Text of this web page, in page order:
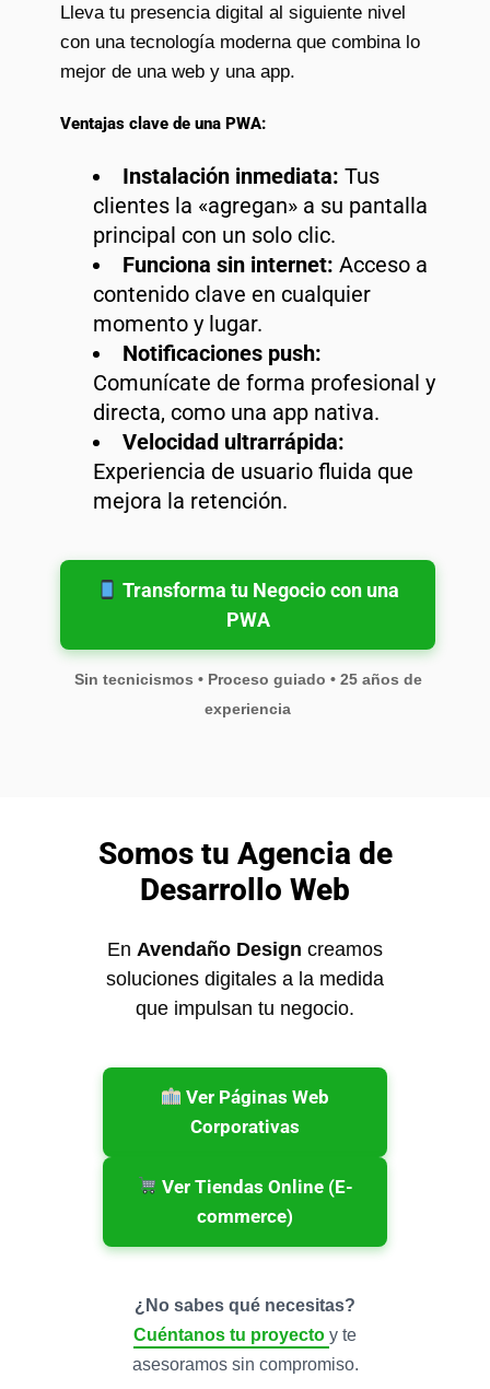
Lleva tu presencia digital al siguiente nivel
con una tecnología moderna que combina lo
mejor de una web y una app.
Ventajas clave de una PWA:
Instalación inmediata: Tus
clientes la «agregan» a su pantalla
principal con un solo clic.
Funciona sin internet: Acceso a
contenido clave en cualquier
momento y lugar.
Notificaciones push:
Comunícate de forma profesional y
directa, como una app nativa.
Velocidad ultrarrápida:
Experiencia de usuario fluida que
mejora la retención.
Transforma tu Negocio con una
PWA
Sin tecnicismos • Proceso guiado • 25 años de
experiencia
Somos tu Agencia de
Desarrollo Web
En Avendaño Design creamos
soluciones digitales a la medida
que impulsan tu negocio.
Ver Páginas Web
Corporativas
Ver Tiendas Online (E-
commerce)
¿No sabes qué necesitas?
Cuéntanos tu proyecto y te
asesoramos sin compromiso.